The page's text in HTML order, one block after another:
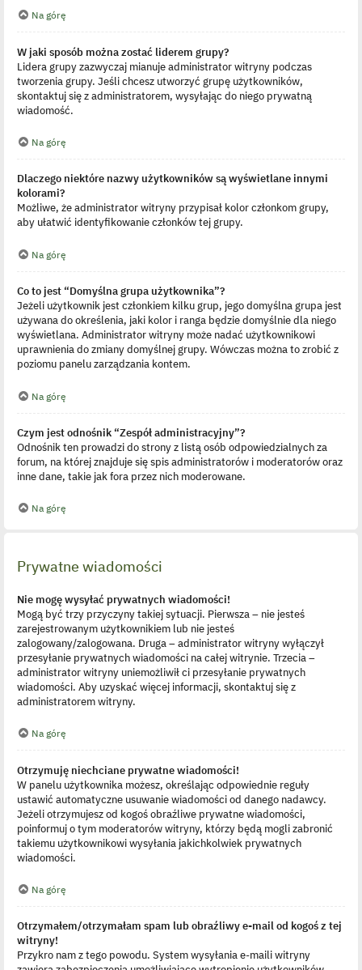
Na górę
W jaki sposób można zostać liderem grupy?
Lidera grupy zazwyczaj mianuje administrator witryny podczas
tworzenia grupy. Jeśli chcesz utworzyć grupę użytkowników,
skontaktuj się z administratorem, wysyłając do niego prywatną
wiadomość.
Na górę
Dlaczego niektóre nazwy użytkowników są wyświetlane innymi
kolorami?
Możliwe, że administrator witryny przypisał kolor członkom grupy,
aby ułatwić identyfikowanie członków tej grupy.
Na górę
Co to jest “Domyślna grupa użytkownika”?
Jeżeli użytkownik jest członkiem kilku grup, jego domyślna grupa jest
używana do określenia, jaki kolor i ranga będzie domyślnie dla niego
wyświetlana. Administrator witryny może nadać użytkownikowi
uprawnienia do zmiany domyślnej grupy. Wówczas można to zrobić z
poziomu panelu zarządzania kontem.
Na górę
Czym jest odnośnik “Zespół administracyjny”?
Odnośnik ten prowadzi do strony z listą osób odpowiedzialnych za
forum, na której znajduje się spis administratorów i moderatorów oraz
inne dane, takie jak fora przez nich moderowane.
Na górę
Prywatne wiadomości
Nie mogę wysyłać prywatnych wiadomości!
Mogą być trzy przyczyny takiej sytuacji. Pierwsza – nie jesteś
zarejestrowanym użytkownikiem lub nie jesteś
zalogowany/zalogowana. Druga – administrator witryny wyłączył
przesyłanie prywatnych wiadomości na całej witrynie. Trzecia –
administrator witryny uniemożliwił ci przesyłanie prywatnych
wiadomości. Aby uzyskać więcej informacji, skontaktuj się z
administratorem witryny.
Na górę
Otrzymuję niechciane prywatne wiadomości!
W panelu użytkownika możesz, określając odpowiednie reguły
ustawić automatyczne usuwanie wiadomości od danego nadawcy.
Jeżeli otrzymujesz od kogoś obraźliwe prywatne wiadomości,
poinformuj o tym moderatorów witryny, którzy będą mogli zabronić
takiemu użytkownikowi wysyłania jakichkolwiek prywatnych
wiadomości.
Na górę
Otrzymałem/otrzymałam spam lub obraźliwy e-mail od kogoś z tej
witryny!
Przykro nam z tego powodu. System wysyłania e-maili witryny